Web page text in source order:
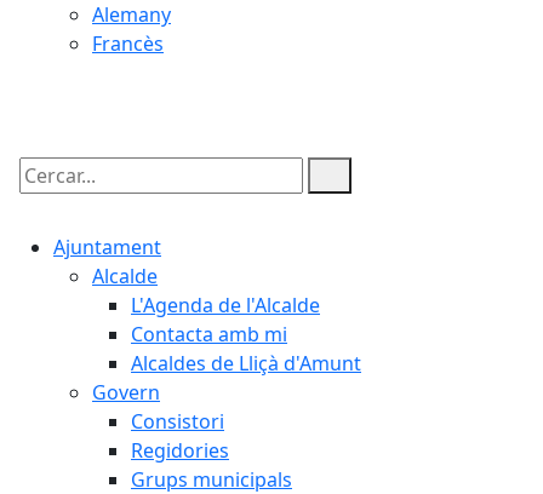
Alemany
Francès
Cercar:
Ajuntament
Alcalde
L'Agenda de l'Alcalde
Contacta amb mi
Alcaldes de Lliçà d'Amunt
Govern
Consistori
Regidories
Grups municipals